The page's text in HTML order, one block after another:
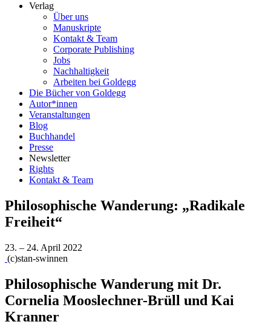
Verlag
Über uns
Manuskripte
Kontakt & Team
Corporate Publishing
Jobs
Nachhaltigkeit
Arbeiten bei Goldegg
Die Bücher von Goldegg
Autor*innen
Veranstaltungen
Blog
Buchhandel
Presse
Newsletter
Rights
Kontakt & Team
Philosophische Wanderung: „Radikale
Freiheit“
23. – 24. April 2022
(c)stan-swinnen
Philosophische Wanderung mit Dr.
Cornelia Mooslechner-Brüll und Kai
Kranner